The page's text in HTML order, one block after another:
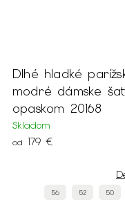
Dlhé hladké
modré dámske
opaskom 20168
Skladom
od 179 €
56 52 50